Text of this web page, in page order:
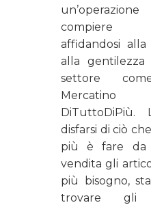
compiere
affidandosi
alla gentilezza
settore
DiTuttoDiPiù.
disfarsi di ciò
più è fare da
vendita gli
più bisogno,
trovare gli